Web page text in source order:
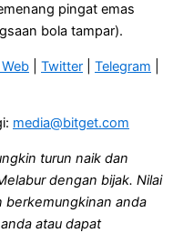
pingat emas
bola tampar).
Twitter Telegram
media@bitget.com
turun naik dan
dengan bijak. Nilai
berkemungkinan anda
atau dapat